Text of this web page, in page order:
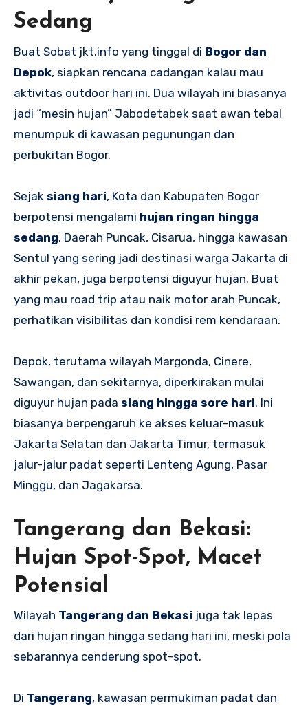
Sedang
Buat Sobat jkt.info yang tinggal di Bogor dan
Depok, siapkan rencana cadangan kalau mau
aktivitas outdoor hari ini. Dua wilayah ini biasanya
jadi “mesin hujan” Jabodetabek saat awan tebal
menumpuk di kawasan pegunungan dan
perbukitan Bogor.
Sejak siang hari, Kota dan Kabupaten Bogor
berpotensi mengalami hujan ringan hingga
sedang. Daerah Puncak, Cisarua, hingga kawasan
Sentul yang sering jadi destinasi warga Jakarta di
akhir pekan, juga berpotensi diguyur hujan. Buat
yang mau road trip atau naik motor arah Puncak,
perhatikan visibilitas dan kondisi rem kendaraan.
Depok, terutama wilayah Margonda, Cinere,
Sawangan, dan sekitarnya, diperkirakan mulai
diguyur hujan pada siang hingga sore hari. Ini
biasanya berpengaruh ke akses keluar-masuk
Jakarta Selatan dan Jakarta Timur, termasuk
jalur-jalur padat seperti Lenteng Agung, Pasar
Minggu, dan Jagakarsa.
Tangerang dan Bekasi:
Hujan Spot-Spot, Macet
Potensial
Wilayah Tangerang dan Bekasi juga tak lepas
dari hujan ringan hingga sedang hari ini, meski pola
sebarannya cenderung spot-spot.
Di Tangerang, kawasan permukiman padat dan